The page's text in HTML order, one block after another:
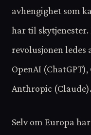
avhengighet som
har til skytjenester.
revolusjonen ledes
OpenAI
Anthropic (Claude).
Selv om Europa